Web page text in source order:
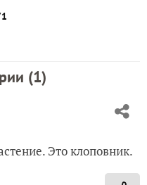
(1)
Это клоповник.